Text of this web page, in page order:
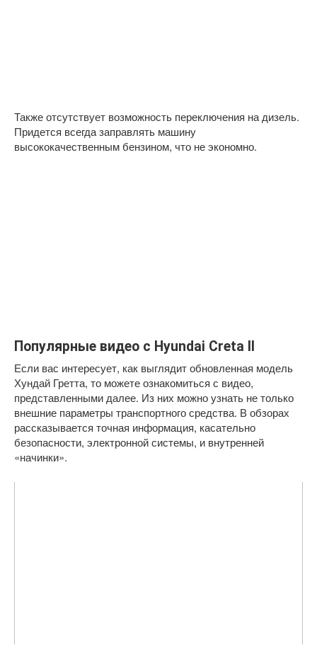
Также отсутствует возможность переключения на дизель.
Придется всегда заправлять машину
высококачественным бензином, что не экономно.
Популярные видео с Hyundai Creta II
Если вас интересует, как выглядит обновленная модель
Хундай Гретта, то можете ознакомиться с видео,
представленными далее. Из них можно узнать не только
внешние параметры транспортного средства. В обзорах
рассказывается точная информация, касательно
безопасности, электронной системы, и внутренней
«начинки».